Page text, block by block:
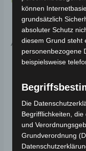
Ähnliche
können
grundsätzlich
absoluter Schutz
diesem Grund steht
personenbezogene
beispielsweise
Die
Begrifflichkeiten,
und
Grundverordnung